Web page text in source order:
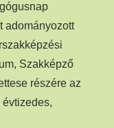
adományozott
Szakképző
részére az